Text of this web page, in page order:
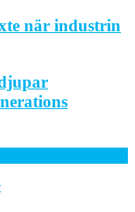
när industrin